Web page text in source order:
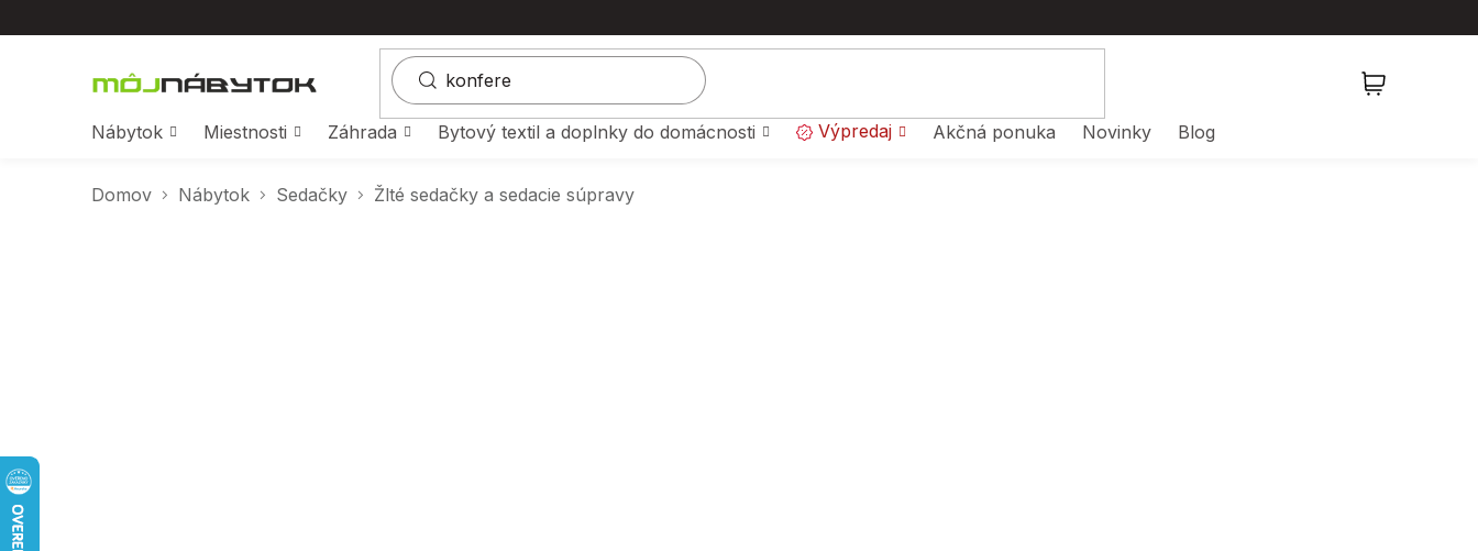
na
Nábytok
Miestnosti Záhrada Bytový textil a doplnky do domácnosti Výpredaj Akčná ponuka Novinky Blog
Domov Nábytok Sedačky Žlté sedačky a sedacie súpravy